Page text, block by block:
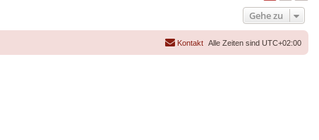
Gehe zu
Alle Zeiten sind UTC+02:00
Kontakt